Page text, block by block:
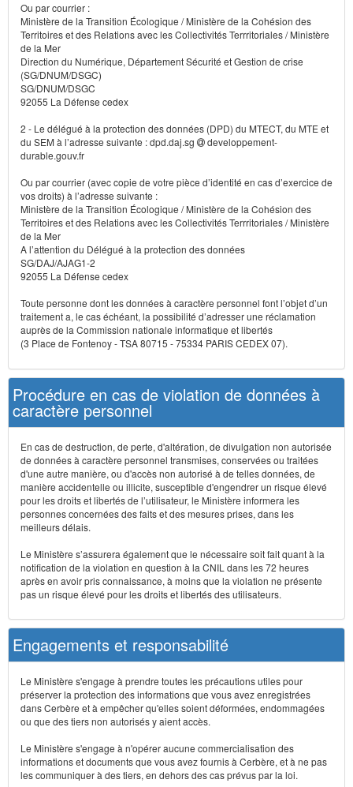
Ou par courrier :
Ministère de la Transition Écologique / Ministère de la Cohésion des
Territoires et des Relations avec les Collectivités Terrritoriales / Ministère
de la Mer
Direction du Numérique, Département Sécurité et Gestion de crise
(SG/DNUM/DSGC)
SG/DNUM/DSGC
92055 La Défense cedex
2 - Le délégué à la protection des données (DPD) du MTECT, du MTE et
du SEM à l’adresse suivante : dpd.daj.sg
developpement-
durable.gouv.fr
Ou par courrier (avec copie de votre pièce d’identité en cas d’exercice de
vos droits) à l’adresse suivante :
Ministère de la Transition Écologique / Ministère de la Cohésion des
Territoires et des Relations avec les Collectivités Terrritoriales / Ministère
de la Mer
A l’attention du Délégué à la protection des données
SG/DAJ/AJAG1-2
92055 La Défense cedex
Toute personne dont les données à caractère personnel font l’objet d’un
traitement a, le cas échéant, la possibilité d’adresser une réclamation
auprès de la Commission nationale informatique et libertés
(3 Place de Fontenoy - TSA 80715 - 75334 PARIS CEDEX 07).
Procédure en cas de violation de données à
caractère personnel
En cas de destruction, de perte, d'altération, de divulgation non autorisée
de données à caractère personnel transmises, conservées ou traitées
d'une autre manière, ou d'accès non autorisé à de telles données, de
manière accidentelle ou illicite, susceptible d'engendrer un risque élevé
pour les droits et libertés de l’utilisateur, le Ministère informera les
personnes concernées des faits et des mesures prises, dans les
meilleurs délais.
Le Ministère s’assurera également que le nécessaire soit fait quant à la
notification de la violation en question à la CNIL dans les 72 heures
après en avoir pris connaissance, à moins que la violation ne présente
pas un risque élevé pour les droits et libertés des utilisateurs.
Engagements et responsabilité
Le Ministère s'engage à prendre toutes les précautions utiles pour
préserver la protection des informations que vous avez enregistrées
dans Cerbère et à empêcher qu'elles soient déformées, endommagées
ou que des tiers non autorisés y aient accès.
Le Ministère s'engage à n'opérer aucune commercialisation des
informations et documents que vous avez fournis à Cerbère, et à ne pas
les communiquer à des tiers, en dehors des cas prévus par la loi.